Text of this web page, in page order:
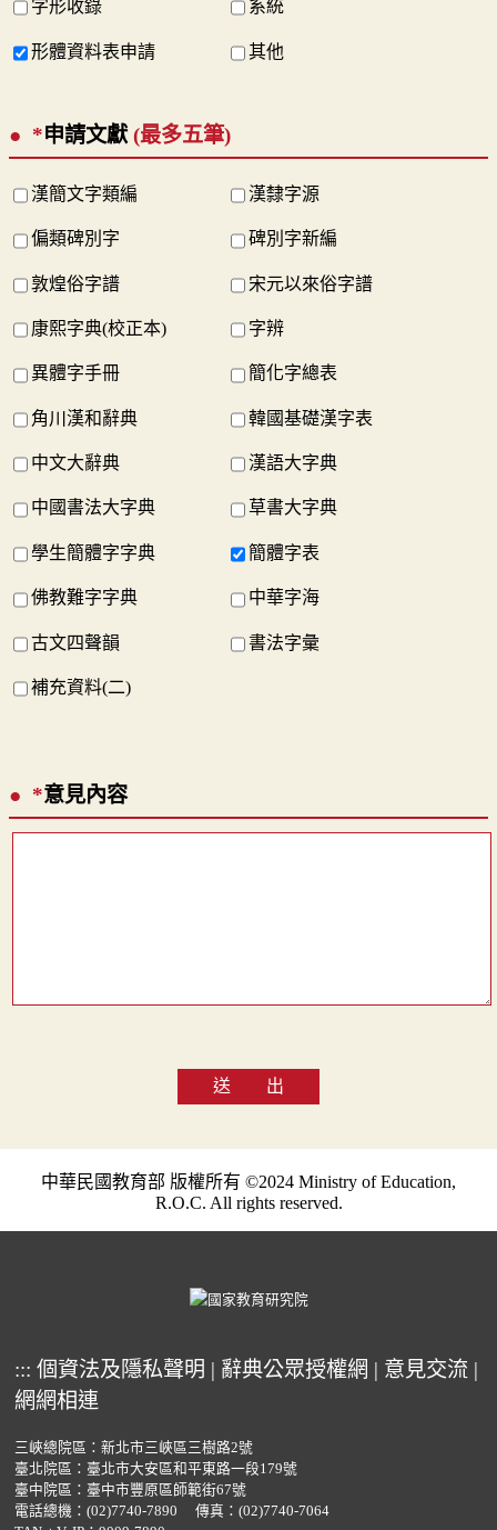
字形收錄 系統
形體資料表申請 其他
*申請文獻(最多五筆)
漢簡文字類編 漢隸字源
偏類碑別字 碑別字新編
敦煌俗字譜 宋元以來俗字譜
康熙字典(校正本) 字辨
異體字手冊 簡化字總表
角川漢和辭典 韓國基礎漢字表
中文大辭典 漢語大字典
中國書法大字典 草書大字典
學生簡體字字典 簡體字表
佛教難字字典 中華字海
古文四聲韻 書法字彙
補充資料(二)
*意見內容
送 出
中華民國教育部 版權所有 ©2024 Ministry of Education,
R.O.C. All rights reserved.
::: 個資法及隱私聲明 | 辭典公眾授權網 | 意見交流 |
網網相連
三峽總院區：新北市三峽區三樹路2號
臺北院區：臺北市大安區和平東路一段179號
臺中院區：臺中市豐原區師範街67號
電話總機： (02)7740-7890
傳真：(02)7740-7064